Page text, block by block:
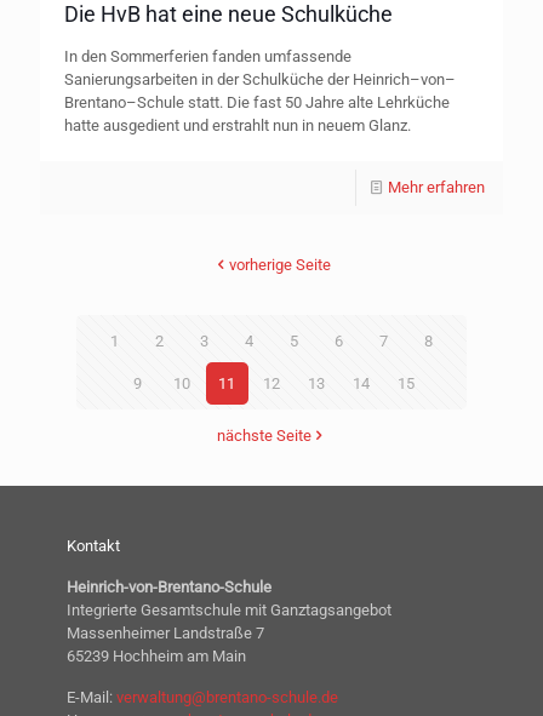
Die HvB hat eine neue Schulküche
In den Sommerferien fanden umfassende
Sanierungsarbeiten in der Schulküche der Heinrich–von–
Brentano–Schule statt. Die fast 50 Jahre alte Lehrküche
hatte ausgedient und erstrahlt nun in neuem Glanz.
Mehr erfahren
vorherige Seite
1 2 3 4 5 6 7 8
9 10 11 12 13 14 15
nächste Seite
Kontakt
Heinrich-von-Brentano-Schule
Integrierte Gesamtschule mit Ganztagsangebot
Massenheimer Landstraße 7
65239 Hochheim am Main
E-Mail: verwaltung@brentano-schule.de